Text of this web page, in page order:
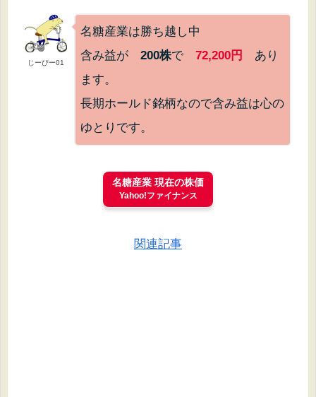
じーぴー01
名糖産業は勝ち越し中
含み益が200株で72,200円
あり
ます。
長期ホールド銘柄なので含み益は心の
ゆとりです。
名糖産業 現在の株価
Yahoo!ファイナンス
関連記事